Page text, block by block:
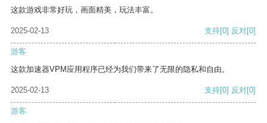
这款游戏非常好玩，画面精美，玩法丰富。
2025-02-13 支持[0] 反对[0]
游客
这款加速器VPM应用程序已经为我们带来了无限的隐私和自由。
2025-02-13 支持[0] 反对[0]
游客